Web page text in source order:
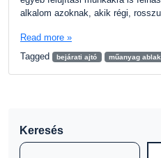
alkalom azoknak, akik régi,
Read more »
Tagged
bejárati ajtó műanyag ablak
Keresés